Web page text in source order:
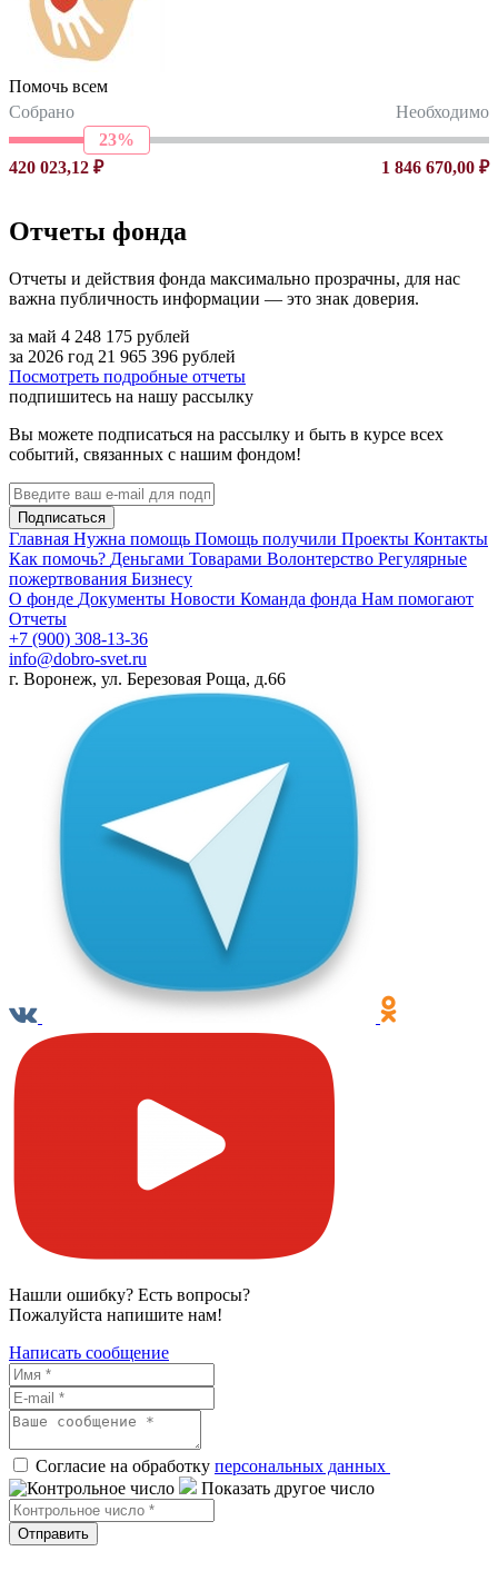
Помочь всем
Собрано
Необходимо
23%
420 023,12 ₽
1 846 670,00 ₽
Отчеты фонда
Отчеты и действия фонда максимально прозрачны, для нас
важна публичность информации — это знак доверия.
за май 4 248 175 рублей
за 2026 год 21 965 396 рублей
Посмотреть подробные отчеты
подпишитесь на нашу рассылку
Вы можете подписаться на рассылку и быть в курсе всех
событий, связанных с нашим фондом!
Подписаться
Главная Нужна помощь Помощь получили Проекты Контакты
Как помочь? Деньгами Товарами Волонтерство Регулярные
пожертвования Бизнесу
О фонде Документы Новости Команда фонда Нам помогают
Отчеты
+7 (900) 308-13-36
info@dobro-svet.ru
г. Воронеж, ул. Березовая Роща, д.66
Нашли ошибку? Есть вопросы?
Пожалуйста напишите нам!
Написать сообщение
Согласие на обработку персональных данных
Показать другое число
Отправить